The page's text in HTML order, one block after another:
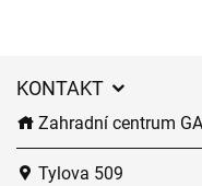
KONTAKT
Zahradní centrum
Tylova 509